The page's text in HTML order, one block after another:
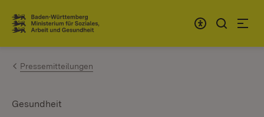
Zum Inhalt springen
Link zur Startseite
Pressemitteilungen
Gesundheit